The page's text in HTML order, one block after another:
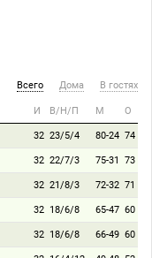
Всего Дома В гостях
И В/Н/П М О
32 23/5/4 80-24 74
32 22/7/3 75-31 73
32 21/8/3 72-32 71
32 18/6/8 65-47 60
32 18/6/8 66-49 60